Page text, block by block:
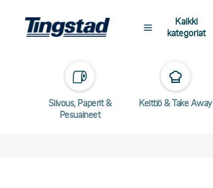
Kaikki
kategoriat
Siivous, Paperit &
Pesuaineet
Keittiö & Take Away